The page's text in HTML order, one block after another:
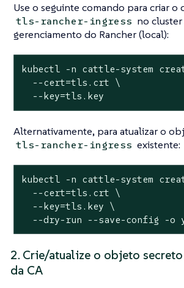
Use o seguinte comando para criar
tls-rancher-ingress no cluster
gerenciamento do Rancher (local):
kubectl -n cattle-system
  --cert=tls.crt \
  --key=tls.key
Alternativamente, para atualizar o
tls-rancher-ingress existente:
kubectl -n cattle-system
  --cert=tls.crt \
  --key=tls.key \
--dry-run --save-config -o
2. Crie/atualize o objeto
da CA